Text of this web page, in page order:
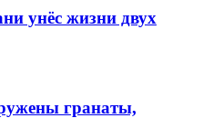
унёс жизни двух
гранаты,